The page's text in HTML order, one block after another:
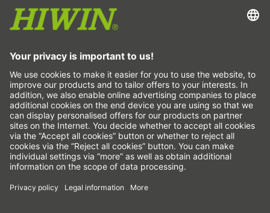
Инспектиране
Експониране
Pick&Place
Линейно движение/манипулиране
Фрезоване/обработка чрез рязане
Рязане
Инструменти за проектиране
CAD конфигуратор и модели
Изтегляния
Образование
ЧЗВ